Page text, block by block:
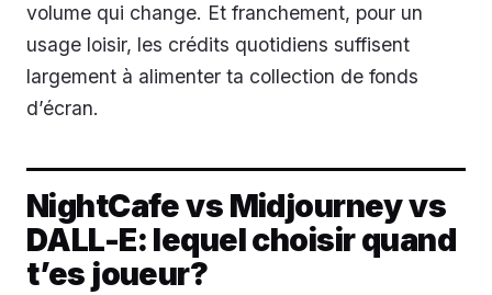
volume qui change. Et franchement, pour un
usage loisir, les crédits quotidiens suffisent
largement à alimenter ta collection de fonds
d’écran.
NightCafe vs Midjourney vs
DALL-E: lequel choisir quand
t’es joueur?